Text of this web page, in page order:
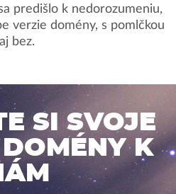
predišlo k nedorozumeniu,
verzie domény, s pomlčkou
aj bez.
SI SVOJE
K